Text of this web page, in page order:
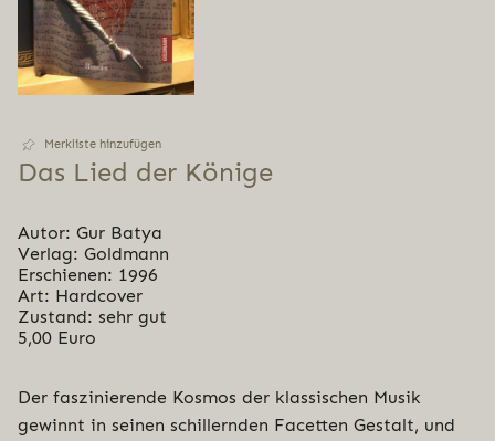
Merkliste hinzufügen
Das Lied der Könige
Autor: Gur Batya
Verlag: Goldmann
Erschienen: 1996
Art: Hardcover
Zustand: sehr gut
5,00 Euro
Der faszinierende Kosmos der klassischen Musik
gewinnt in seinen schillernden Facetten Gestalt, und